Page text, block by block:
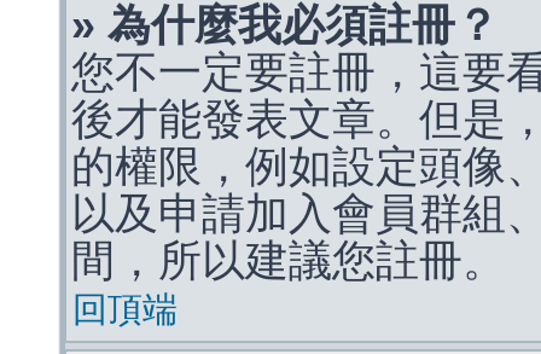
» 為什麼我必須註冊？
您不一定要註冊，這要
後才能發表文章。但是
的權限，例如設定頭像
以及申請加入會員群組
間，所以建議您註冊。
回頂端